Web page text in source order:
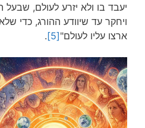
יעבד בו ולא יזרע לעולם,
ויחקר עד שיוודע ההורג, כדי
ארצו עליו לעולם"[5]
.